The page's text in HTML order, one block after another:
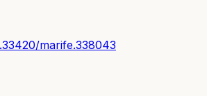
marife.338043